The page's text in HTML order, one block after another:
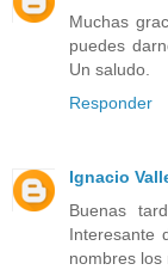
Muchas
puedes
Un saludo.
Responder
Ignacio
Buenas
Interesante
nombres los